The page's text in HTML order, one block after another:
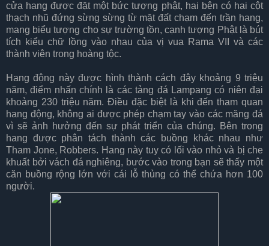
cửa hang được đặt một bức tượng phật, hai bên có hai cột
thạch nhũ đứng sừng sừng từ mặt đất chạm đến trần hang,
mang biểu tượng cho sự trường tồn, cạnh tượng Phật là bút
tích kiểu chữ lồng vào nhau của vị vua Rama VII và các
thành viên trong hoàng tộc.
Hang động này được hình thành cách đây khoảng 9 triệu
năm, điểm nhấn chính là các tảng đá Lampang có niên đại
khoảng 230 triệu năm. Điều đặc biệt là khi đến tham quan
hang động, không ai được phép chạm tay vào các măng đá
vì sẽ ảnh hưởng đến sự phát triển của chúng. Bên trong
hang được phân tách thành các buồng khác nhau như
Tham Jone, Robbers. Hang này tuy có lối vào nhỏ và bị che
khuất bởi vách đá nghiêng, bước vào trong bạn sẽ thấy một
căn buồng rộng lớn với cái lỗ thủng có thể chứa hơn 100
người.